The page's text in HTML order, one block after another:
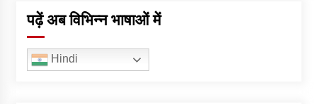
पढ़ें अब विभिन्न भाषाओं में
Hindi